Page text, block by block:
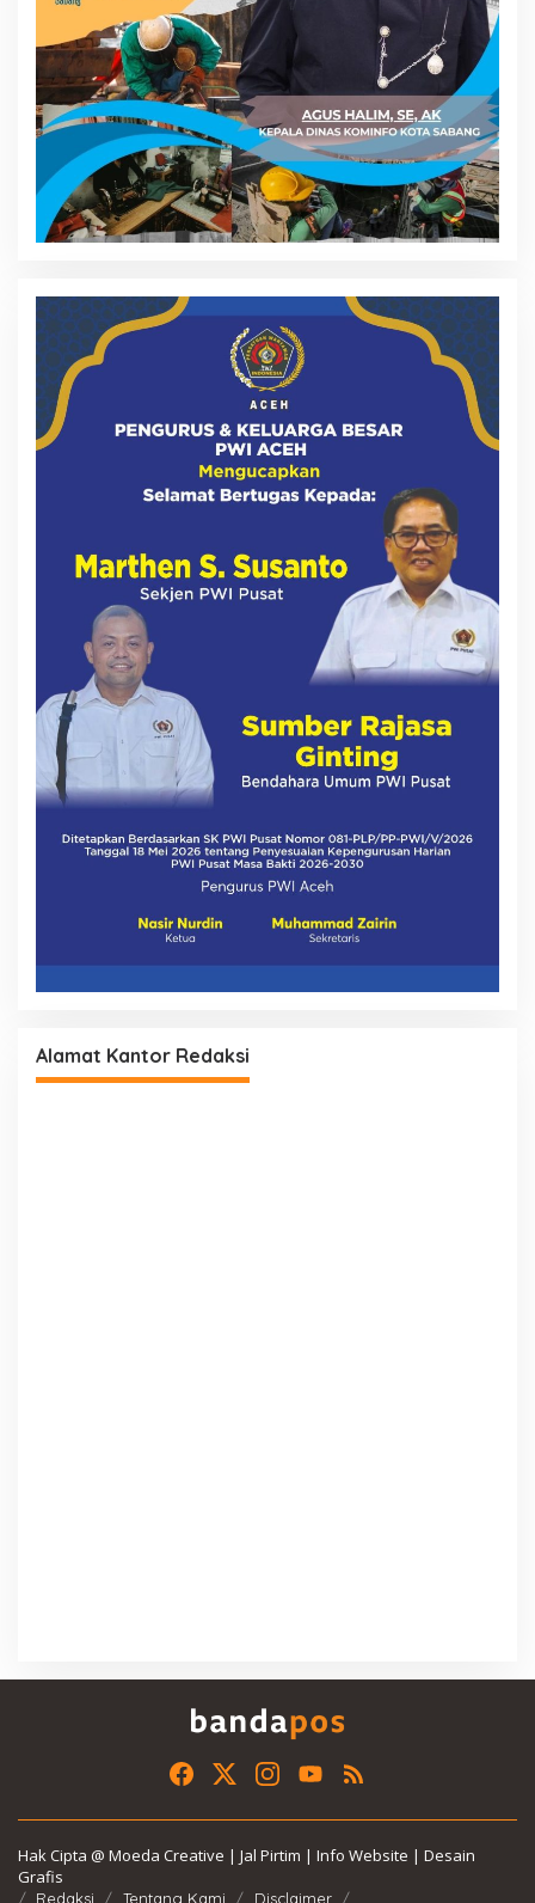
Alamat Kantor Redaksi
Hak Cipta @ Moeda Creative | Jal Pirtim | Info Website | Desain
Grafis
Redaksi Tentang Kami Disclaimer